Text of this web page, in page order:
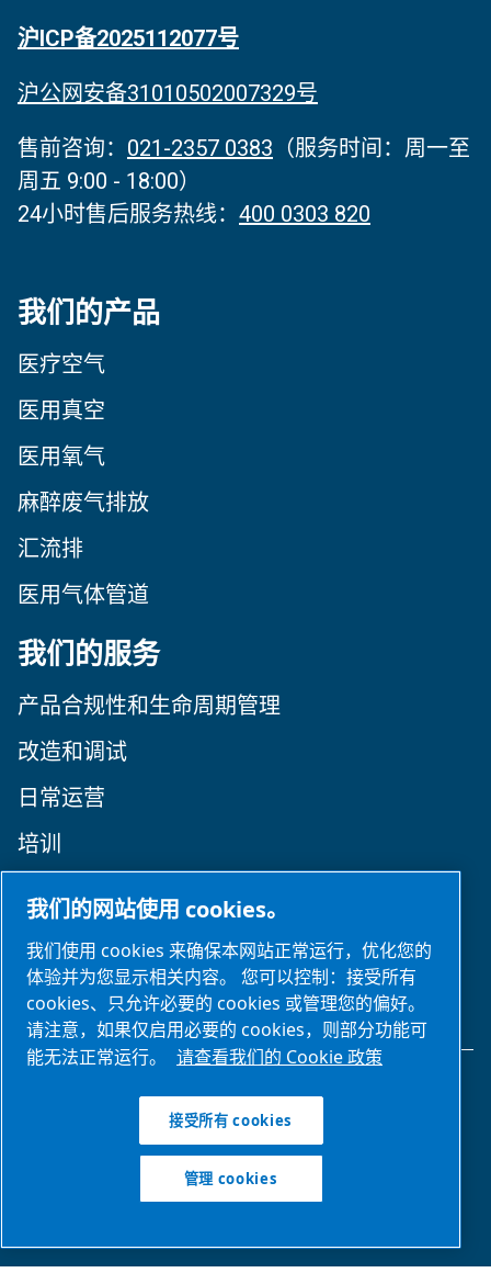
沪ICP备2025112077号
沪公网安备31010502007329号
售前咨询： 021-2357 0383 （服务时间‌：周一至
周五 9:00 - 18:00）
24小时售后服务热线： 400 0303 820
我们的产品
医疗空气
医用真空
医用氧气
麻醉废气排放
汇流排
医用气体管道
我们的服务
产品合规性和生命周期管理
改造和调试
日常运营
培训
关注我们
我们的网站使用 cookies。
我们使用 cookies 来确保本网站正常运行，优化您的
体验并为您显示相关内容。 您可以控制：接受所有
cookies、只允许必要的 cookies 或管理您的偏好。
请注意，如果仅启用必要的 cookies，则部分功能可
能无法正常运行。
请查看我们的 Cookie 政策
接受所有 cookies
管理 cookies